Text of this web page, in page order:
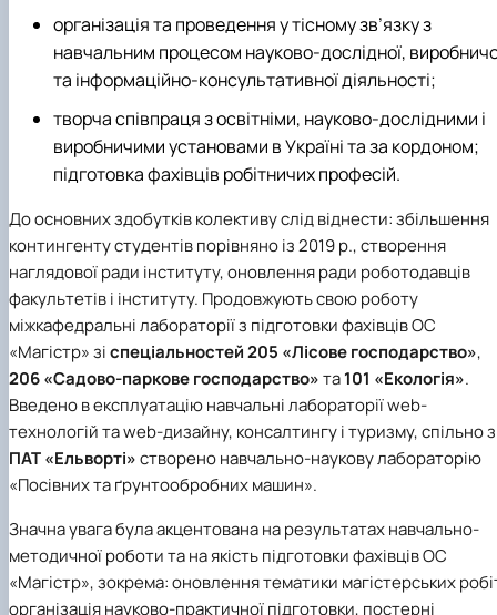
організація та проведення у тісному зв’язку з
навчальним процесом науково-дослідної,
та інформаційно-консультативної діяльності;
творча співпраця з освітніми, науково-дослідними і
виробничими установами в Україні та за кордоном;
підготовка фахівців робітничих професій.
До основних здобутків колективу слід віднести: збільшення
контингенту студентів порівняно із 2019 р., створення
наглядової ради інституту, оновлення ради роботодавців
факультетів і інституту. Продовжують свою роботу
міжкафедральні лабораторії з підготовки фахівців ОС
«Магістр» зіспеціальностей 205 «Лісове господарство»,
206 «Садово-паркове господарство»та101 «Екологія».
Введено в експлуатацію навчальні лабораторії web-
технологій та web-дизайну, консалтингу і туризму, спільно з
ПАТ «Ельворті»створено навчально-наукову лабораторію
«Посівних та ґрунтообробних машин».
Значна увага була акцентована на результатах навчально-
методичної роботи та на якість підготовки фахівців ОС
«Магістр», зокрема: оновлення тематики магістерських
організація науково-практичної підготовки, постерні